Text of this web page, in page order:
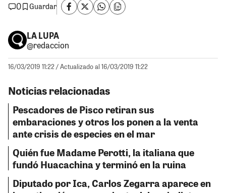
0 Guardar
LA LUPA
@redaccion
16/03/2019 11:22/ Actualizado al 16/03/2019 11:22
Noticias relacionadas
Pescadores de Pisco retiran sus
embaraciones y otros los ponen a la venta
ante crisis de especies en el mar
Quién fue Madame Perotti, la italiana que
fundó Huacachina y terminó en la ruina
Diputado por Ica, Carlos Zegarra aparece en